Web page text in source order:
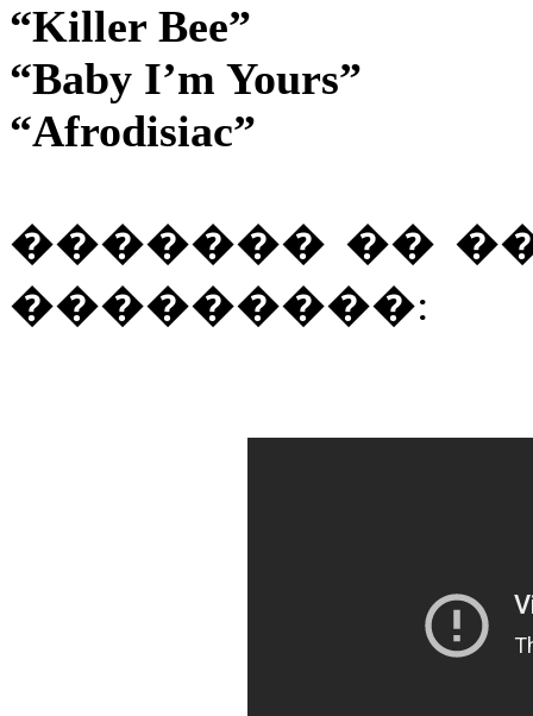
“Killer Bee”
“Baby I’m Yours”
“Afrodisiac”
������� ��
���������: